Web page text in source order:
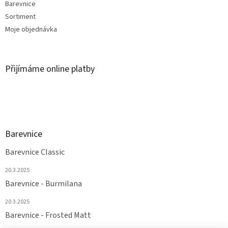
Barevnice
Sortiment
Moje objednávka
Přijímáme online platby
Barevnice
Barevnice Classic
20.3.2025
Barevnice - Burmilana
20.3.2025
Barevnice - Frosted Matt